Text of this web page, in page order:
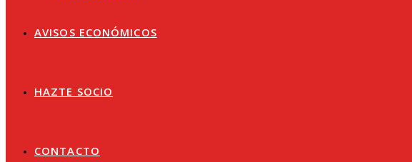
AVISOS ECONÓMICOS
HAZTE SOCIO
CONTACTO